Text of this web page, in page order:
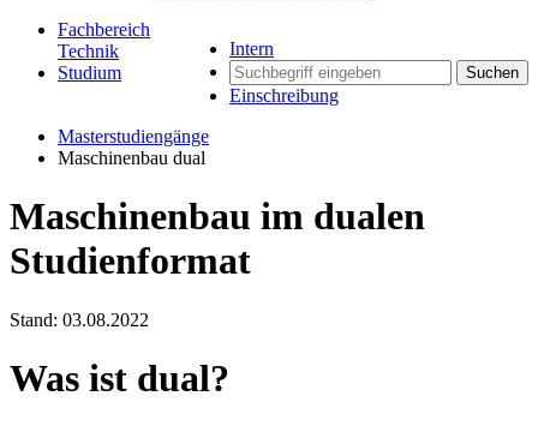
Intern
Suchen
Einschreibung
Fachbereich
Technik
Studium
Masterstudiengänge
Maschinenbau dual
Maschinenbau im dualen
Studienformat
Stand: 03.08.2022
Was ist dual?